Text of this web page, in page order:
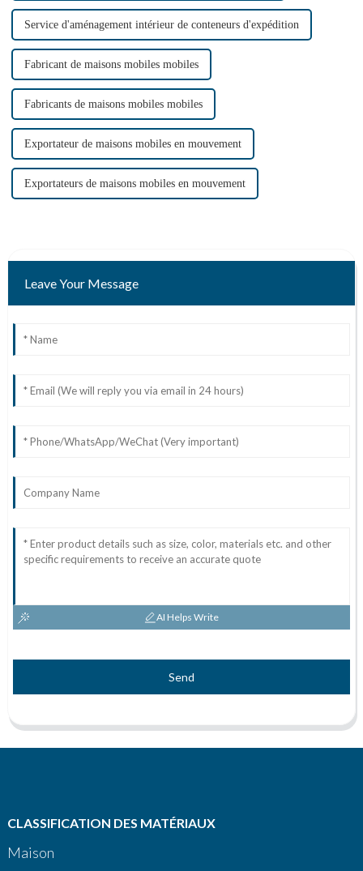
Service d'aménagement intérieur de conteneurs d'expédition
Fabricant de maisons mobiles mobiles
Fabricants de maisons mobiles mobiles
Exportateur de maisons mobiles en mouvement
Exportateurs de maisons mobiles en mouvement
Leave Your Message
AI Helps Write
Send
CLASSIFICATION DES MATÉRIAUX
Maison